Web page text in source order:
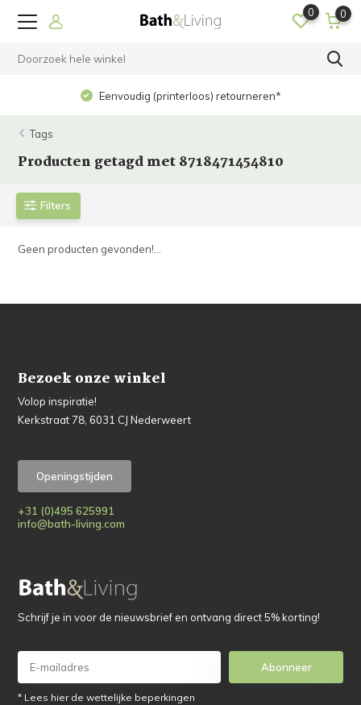
0 0
Eenvoudig (printerloos) retourneren*
Tags
Producten getagd met 8718471454810
Filters
Geen producten gevonden!...
Bezoek onze winkel
Volop inspiratie!
Kerkstraat 78, 6031 CJ Nederweert
Openingstijden
+31 (0)495 625991
info@bath-living.com
Schrijf je in voor de nieuwsbrief en ontvang direct 5% korting!
Abonneer
* Lees hier de wettelijke beperkingen